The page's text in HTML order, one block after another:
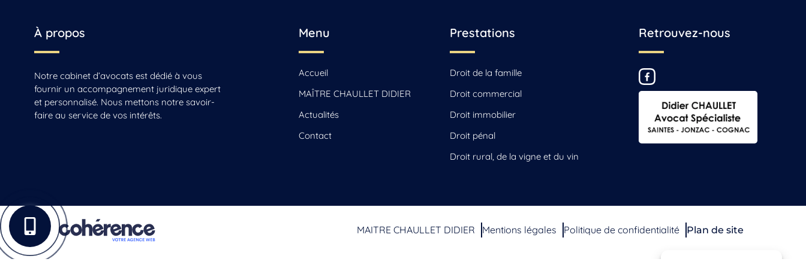
*** Droit succession Reignac
*** Droit succession Sonnac
À propos
Notre cabinet d’avocats est dédié à vous
fournir un accompagnement juridique expert
et personnalisé. Nous mettons notre savoir-
faire au service de vos intérêts.
Menu
Accueil
MAÎTRE CHAULLET DIDIER
Actualités
Contact
Prestations
Droit de la famille
Droit commercial
Droit immobilier
Droit pénal
Droit rural, de la vigne et du vin
Retrouvez-nous
MAITRE CHAULLET DIDIER Mentions légales Politique de confidentialité Plan de site